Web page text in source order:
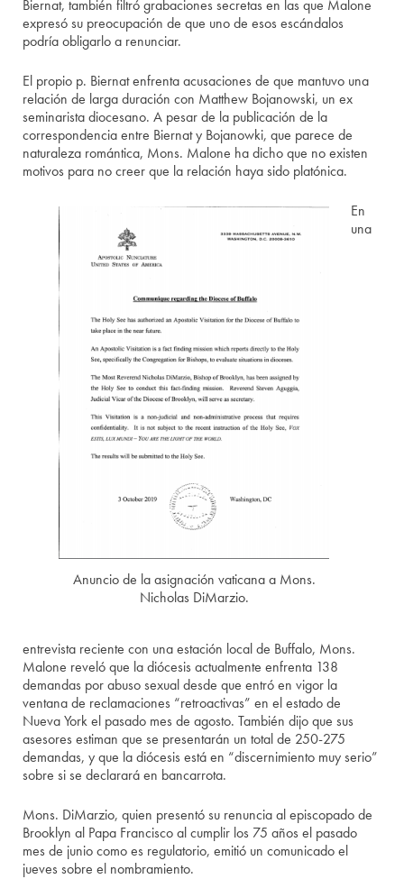
Biernat, también filtró grabaciones secretas en las que Malone
expresó su preocupación de que uno de esos escándalos
podría obligarlo a renunciar.
El propio p. Biernat enfrenta acusaciones de que mantuvo una
relación de larga duración con Matthew Bojanowski, un ex
seminarista diocesano. A pesar de la publicación de la
correspondencia entre Biernat y Bojanowki, que parece de
naturaleza romántica, Mons. Malone ha dicho que no existen
motivos para no creer que la relación haya sido platónica.
Anuncio de la asignación vaticana a Mons.
Nicholas DiMarzio.
En
una
entrevista reciente con una estación local de Buffalo, Mons.
Malone reveló que la diócesis actualmente enfrenta 138
demandas por abuso sexual desde que entró en vigor la
ventana de reclamaciones “retroactivas” en el estado de
Nueva York el pasado mes de agosto. También dijo que sus
asesores estiman que se presentarán un total de 250-275
demandas, y que la diócesis está en “discernimiento muy serio”
sobre si se declarará en bancarrota.
Mons. DiMarzio, quien presentó su renuncia al episcopado de
Brooklyn al Papa Francisco al cumplir los 75 años el pasado
mes de junio como es regulatorio, emitió un comunicado el
jueves sobre el nombramiento.